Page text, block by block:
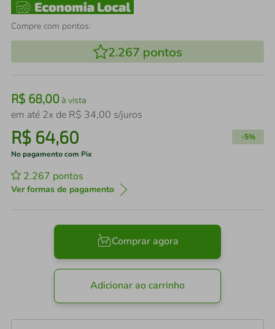
Compre com pontos:
2.267 pontos
R$ 68,00à vista
em até 2x de R$ 34,00 s/juros
R$ 64,60 -5%
No pagamento com Pix
2.267 pontos
Ver formas de pagamento
Comprar agora
Adicionar ao carrinho